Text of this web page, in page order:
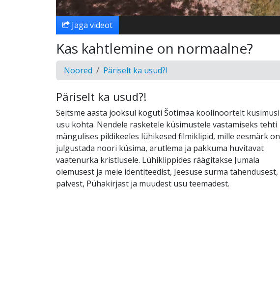
Jaga videot
Kas kahtlemine on normaalne?
Noored Päriselt ka usud?!
Päriselt ka usud?!
Seitsme aasta jooksul koguti Šotimaa koolinoortelt küsimusi
usu kohta. Nendele rasketele küsimustele vastamiseks tehti
mängulises pildikeeles lühikesed filmiklipid, mille eesmärk on
julgustada noori küsima, arutlema ja pakkuma huvitavat
vaatenurka kristlusele. Lühiklippides räägitakse Jumala
olemusest ja meie identiteedist, Jeesuse surma tähendusest,
palvest, Pühakirjast ja muudest usu teemadest.